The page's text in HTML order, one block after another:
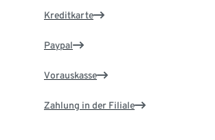
Kreditkarte
Paypal
Vorauskasse
Zahlung in der Filiale